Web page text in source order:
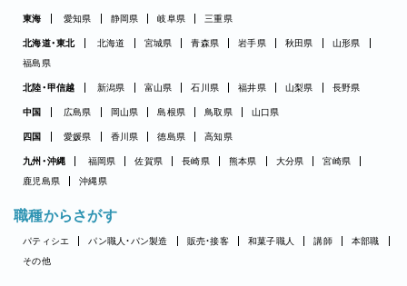
東海 愛知県 静岡県 岐阜県 三重県
北海道・東北 北海道 宮城県 青森県 岩手県 秋田県
山形県
福島県
北陸・甲信越 新潟県 富山県 石川県 福井県 山梨県 長野県
中国 広島県 岡山県 島根県 鳥取県 山口県
四国 愛媛県 香川県 徳島県 高知県
九州・沖縄 福岡県 佐賀県 長崎県 熊本県 大分県
宮崎県
鹿児島県
沖縄県
職種からさがす
パティシエ パン職人・パン製造 販売・接客 和菓子職人 講師
本部職
その他